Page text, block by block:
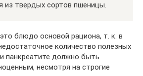
из твердых сортов пшеницы.
блюдо основой рациона, т. к. в
количество полезных
панкреатите должно быть
несмотря на строгие